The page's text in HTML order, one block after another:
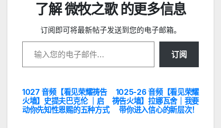
了解 微牧之歌 的更多信息
订阅即可将最新帖子发送到您的电子邮箱。
输入您的电子邮件…
订阅
文
章
1025-26 音频【看见荣耀
祷告火墙】拉娜瓦舍｜我要
带你进入信心的新层次！
1027 音频【看见荣耀祷告
火墙】史提夫巴克伦 ｜启
动你先知性恩赐的五种方式